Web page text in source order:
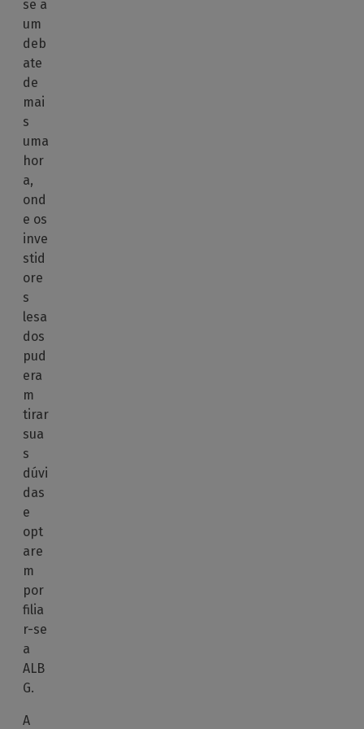
se a
um
deb
ate
de
mai
s
uma
hor
a,
ond
e os
inve
stid
ore
s
lesa
dos
pud
era
m
tirar
sua
s
dúvi
das
e
opt
are
m
por
filia
r-se
a
ALB
G.
A